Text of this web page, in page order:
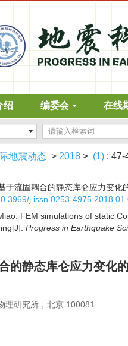
绍 编委会 在线
地震动态 > 2018 > (1) : 47-
于流固耦合的静态库仑应力变化
j.issn.0253-
FEM simulations of static
Progress in Earthquake
的静态库仑应力变化
理研究所，北京 100081